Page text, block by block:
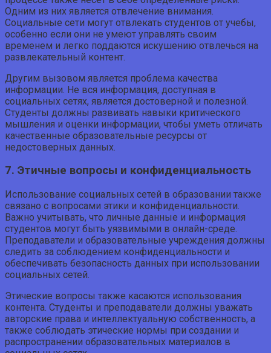
Одним из них является отвлечение внимания.
Социальные сети могут отвлекать студентов от учебы,
особенно если они не умеют управлять своим
временем и легко поддаются искушению отвлечься на
развлекательный контент.
Другим вызовом является проблема качества
информации. Не вся информация, доступная в
социальных сетях, является достоверной и полезной.
Студенты должны развивать навыки критического
мышления и оценки информации, чтобы уметь отличать
качественные образовательные ресурсы от
недостоверных данных.
7. Этичные вопросы и конфиденциальность
Использование социальных сетей в образовании также
связано с вопросами этики и конфиденциальности.
Важно учитывать, что личные данные и информация
студентов могут быть уязвимыми в онлайн-среде.
Преподаватели и образовательные учреждения должны
следить за соблюдением конфиденциальности и
обеспечивать безопасность данных при использовании
социальных сетей.
Этические вопросы также касаются использования
контента. Студенты и преподаватели должны уважать
авторские права и интеллектуальную собственность, а
также соблюдать этические нормы при создании и
распространении образовательных материалов в